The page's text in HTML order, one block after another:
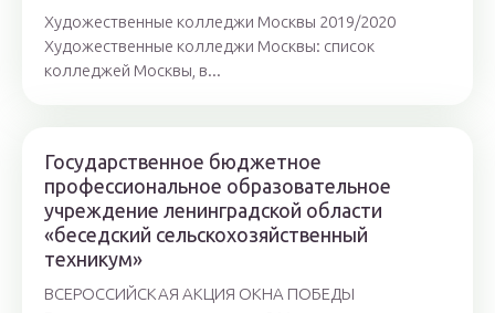
Художественные колледжи Москвы 2019/2020
Художественные колледжи Москвы: список
колледжей Москвы, в...
Государственное бюджетное
профессиональное образовательное
учреждение ленинградской области
«беседский сельскохозяйственный
техникум»
ВСЕРОССИЙСКАЯ АКЦИЯ ОКНА ПОБЕДЫ